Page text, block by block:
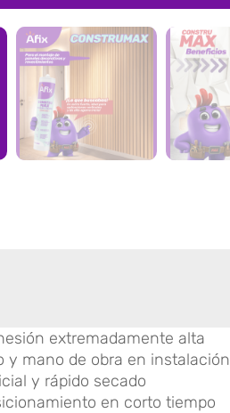
extremadamente alta
y mano de obra en instalación
y rápido secado
en corto tiempo